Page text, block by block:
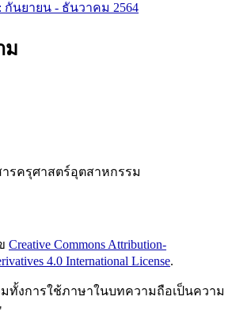
กันยายน - ธันวาคม 2564
ม
ารครุศาสตร์อุตสาหกรรม
Creative Commons Attribution-
4.0 International License.
ทั้งการใช้ภาษาในบทความถือเป็นความ